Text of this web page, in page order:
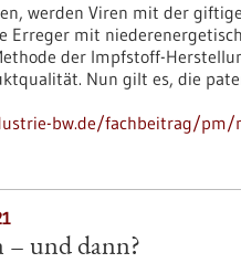
werden Viren mit der
Erreger mit
der Impfstoff-
Nun gilt es, die
bw.de/fachbeitrag/pm/
– und dann?